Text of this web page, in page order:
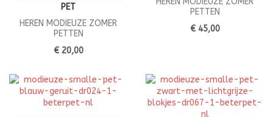
PET
HEREN MODIEUZE ZOMER
PETTEN
€ 20,00
PETTEN
€ 45,00